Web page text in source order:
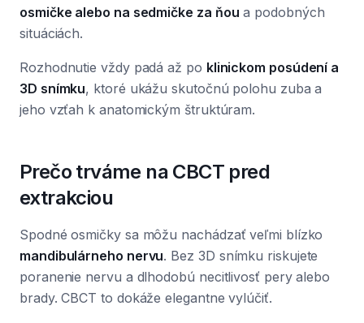
osmičke alebo na sedmičke za ňou a podobných
situáciách.
Rozhodnutie vždy padá až po klinickom posúdení a
3D snímku, ktoré ukážu skutočnú polohu zuba a
jeho vzťah k anatomickým štruktúram.
Prečo trváme na CBCT pred
extrakciou
Spodné osmičky sa môžu nachádzať veľmi blízko
mandibulárneho nervu. Bez 3D snímku riskujete
poranenie nervu a dlhodobú necitlivosť pery alebo
brady. CBCT to dokáže elegantne vylúčiť.